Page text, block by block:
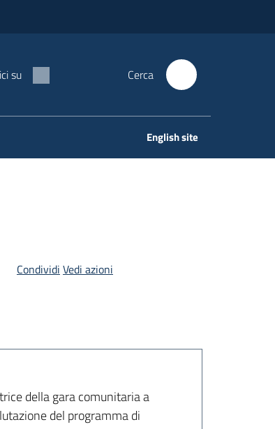
su Cerca
English site
Condividi Vedi azioni
della gara comunitaria a
del programma di